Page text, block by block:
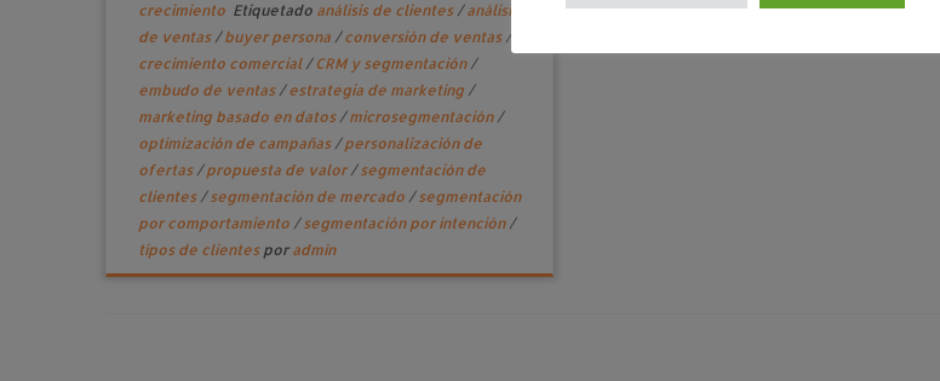
crecimiento Etiquetado análisis de clientes /análisis
de ventas /buyer persona /conversión de ventas /
crecimiento comercial / CRM y segmentación /
embudo de ventas /estrategia de marketing /
marketing basado en datos /microsegmentación /
optimización de campañas /personalización de
ofertas /propuesta de valor /segmentación de
clientes /segmentación de mercado /segmentación
por comportamiento /segmentación por intención /
tipos de clientes por admin